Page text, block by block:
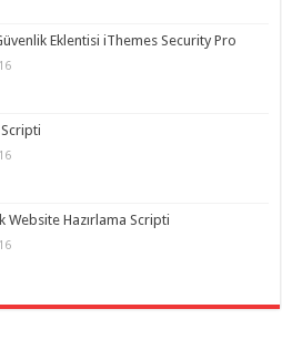
Eklentisi iThemes Security Pro
Website Hazırlama Scripti